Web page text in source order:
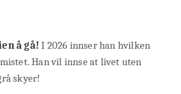
å gå! I 2026 innser han hvilken
Han vil innse at livet uten
skyer!